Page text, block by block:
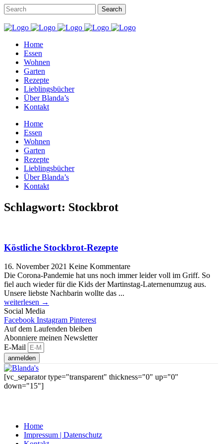
Home
Essen
Wohnen
Garten
Rezepte
Lieblingsbücher
Über Blanda’s
Kontakt
Home
Essen
Wohnen
Garten
Rezepte
Lieblingsbücher
Über Blanda’s
Kontakt
Schlagwort: Stockbrot
Köstliche Stockbrot-Rezepte
16. November 2021 Keine Kommentare
Die Corona-Pandemie hat uns noch immer leider voll im Griff. So
fiel auch wieder für die Kids der Martinstag-Laternenumzug aus.
Unsere liebste Nachbarin wollte das ...
weiterlesen →
Social Media
Facebook Instagram Pinterest
Auf dem Laufenden bleiben
Abonniere meinen Newsletter
E-Mail
anmelden
[vc_separator type="transparent" thickness="0" up="0"
down="15"]
Home
Impressum | Datenschutz